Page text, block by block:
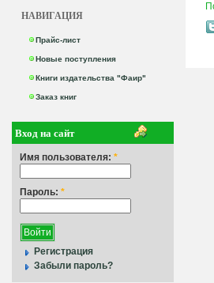
НАВИГАЦИЯ
Прайс-лист
Новые поступления
Книги издательства "Фаир"
Заказ книг
Вход на сайт
Имя пользователя: *
Пароль: *
Регистрация
Забыли пароль?